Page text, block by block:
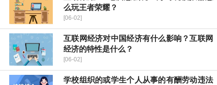
么玩王者荣耀？
[06-02]
互联网经济对中国经济有什么影响？互联网
经济的特性是什么？
[06-02]
学校组织的或学生个人从事的有酬劳动违法